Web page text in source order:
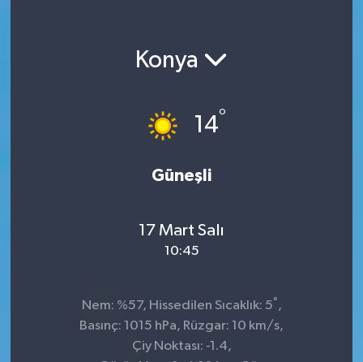
Konya
14°
Güneşli
17 Mart Salı
10:45
Nem: %57, Hissedilen Sıcaklık: 5°,
Basınç: 1015 hPa, Rüzgar: 10 km/s,
Çiy Noktası: -1.4,